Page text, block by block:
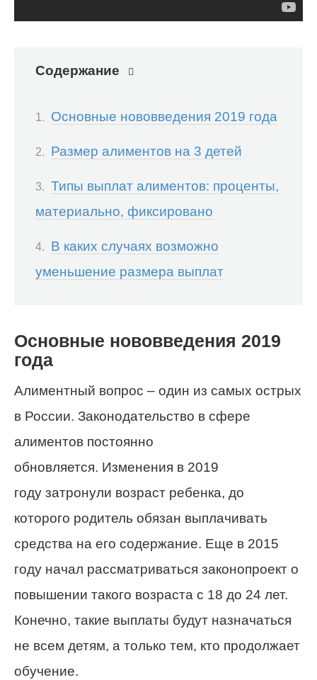
Содержание
Основные нововведения 2019 года
Размер алиментов на 3 детей
Типы выплат алиментов: проценты,
материально, фиксировано
В каких случаях возможно
уменьшение размера выплат
Основные нововведения 2019
года
Алиментный вопрос – один из самых острых
в России. Законодательство в сфере
алиментов постоянно
обновляется. Изменения в 2019
году затронули возраст ребенка, до
которого родитель обязан выплачивать
средства на его содержание. Еще в 2015
году начал рассматриваться законопроект о
повышении такого возраста с 18 до 24 лет.
Конечно, такие выплаты будут назначаться
не всем детям, а только тем, кто продолжает
обучение.